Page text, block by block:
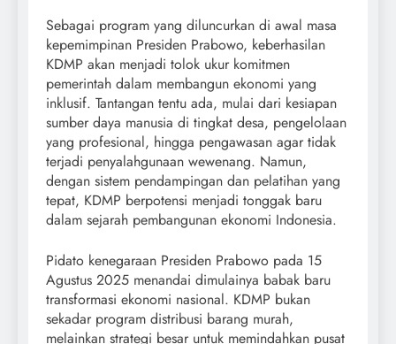
Sebagai program yang diluncurkan di awal masa
kepemimpinan Presiden Prabowo, keberhasilan
KDMP akan menjadi tolok ukur komitmen
pemerintah dalam membangun ekonomi yang
inklusif. Tantangan tentu ada, mulai dari kesiapan
sumber daya manusia di tingkat desa, pengelolaan
yang profesional, hingga pengawasan agar tidak
terjadi penyalahgunaan wewenang. Namun,
dengan sistem pendampingan dan pelatihan yang
tepat, KDMP berpotensi menjadi tonggak baru
dalam sejarah pembangunan ekonomi Indonesia.
Pidato kenegaraan Presiden Prabowo pada 15
Agustus 2025 menandai dimulainya babak baru
transformasi ekonomi nasional. KDMP bukan
sekadar program distribusi barang murah,
melainkan strategi besar untuk memindahkan pusat